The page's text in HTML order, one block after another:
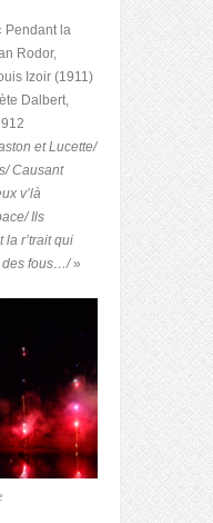
Pendant la
Rodor,
Izoir (1911)
Dalbert,
et Lucette/
Causant
v’là
Ils
la r’trait qui
des fous…/»